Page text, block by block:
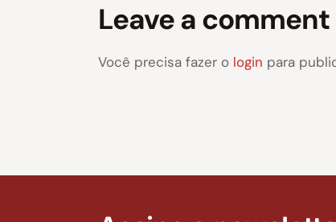
Leave a comment
Você precisa fazer o login para